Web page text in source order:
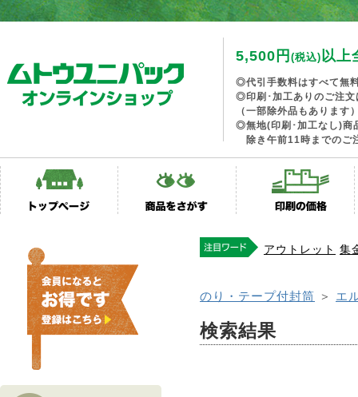
5,500円 (税込)以上
◎代引手数料はすべて無
◎印刷･加工ありのご注文
（一部除外品もあります
◎無地(印刷･加工なし)商
除き午前11時までのご
アウトレット 集
のり・テープ付封筒 ＞ エ
検索結果